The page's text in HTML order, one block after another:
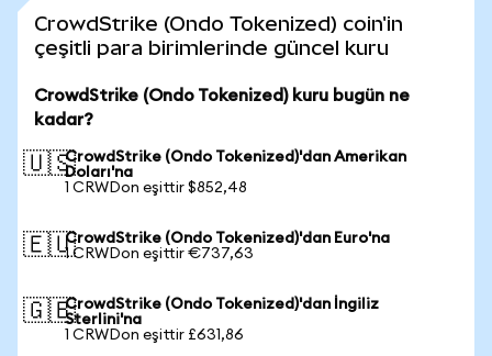
CrowdStrike (Ondo Tokenized) coin'in
çeşitli para birimlerinde güncel kuru
CrowdStrike (Ondo Tokenized) kuru bugün ne
kadar?
🇺🇸CrowdStrike (Ondo Tokenized)'dan Amerikan
Doları'na
1 CRWDon eşittir $852,48
🇪🇺CrowdStrike (Ondo Tokenized)'dan Euro'na
1 CRWDon eşittir €737,63
🇬🇧CrowdStrike (Ondo Tokenized)'dan İngiliz
Sterlini'na
1 CRWDon eşittir £631,86